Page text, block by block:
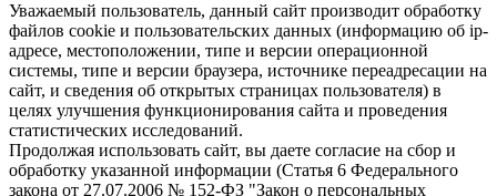
Уважаемый пользователь, данный сайт производит обработку
файлов cookie и пользовательских данных (информацию об ip-
адресе, местоположении, типе и версии операционной
системы, типе и версии браузера, источнике переадресации на
сайт, и сведения об открытых страницах пользователя) в
целях улучшения функционирования сайта и проведения
статистических исследований.
Продолжая использовать сайт, вы даете согласие на сбор и
обработку указанной информации (Статья 6 Федерального
закона от 27.07.2006 № 152-ФЗ "Закон о персональных